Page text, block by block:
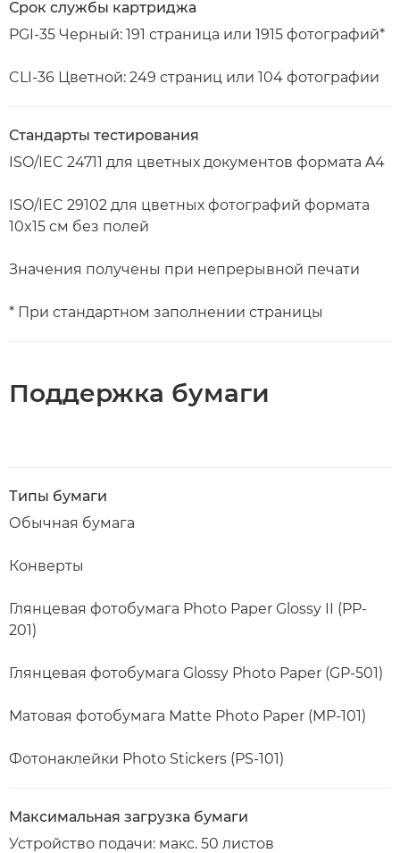
Срок службы картриджа
PGI-35 Черный: 191 страница или 1915 фотографий*
CLI-36 Цветной: 249 страниц или 104 фотографии
Стандарты тестирования
ISO/IEC 24711 для цветных документов формата A4
ISO/IEC 29102 для цветных фотографий формата
10x15 см без полей
Значения получены при непрерывной печати
* При стандартном заполнении страницы
Поддержка бумаги
Типы бумаги
Обычная бумага
Конверты
Глянцевая фотобумага Photo Paper Glossy II (PP-
201)
Глянцевая фотобумага Glossy Photo Paper (GP-501)
Матовая фотобумага Matte Photo Paper (MP-101)
Фотонаклейки Photo Stickers (PS-101)
Максимальная загрузка бумаги
Устройство подачи: макс. 50 листов